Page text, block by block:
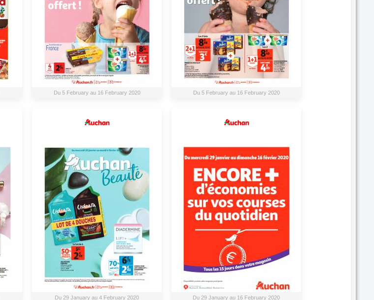
Du 5 February au 16 February 2020 Du 5 February au 16 February 2020
Du 29 January au 4 February 2020 Du 29 January au 16 February 2020